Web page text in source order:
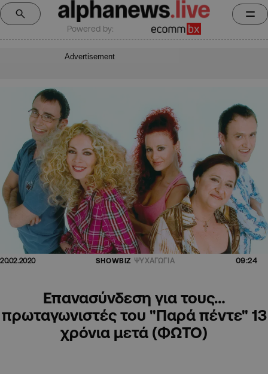
Powered by:
Advertisement
20.02.2020 SHOWBIZ ΨΥΧΑΓΩΓΙΑ 09:24
Επανασύνδεση για τους…
πρωταγωνιστές του "Παρά πέντε" 13
χρόνια μετά (ΦΩΤΟ)